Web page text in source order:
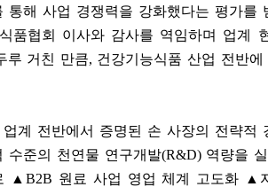
통해 사업 경쟁력을 강화했다는 평가를
품협회 이사와 감사를 역임하며 업계
루 거친 만큼, 건강기능식품 산업 전반
계 전반에서 증명된 손 사장의 전략적
수준의 천연물 연구개발(R&D) 역량을
▲B2B 원료 사업 영업 체계 고도화 ▲